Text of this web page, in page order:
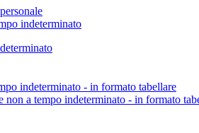
indeterminato
indeterminato - in formato tabellare
non a tempo indeterminato - in formato